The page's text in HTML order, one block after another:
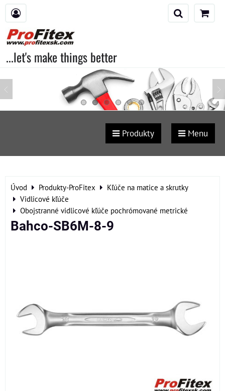
...let's make things better
Produkty Menu
Úvod Produkty-ProFitex
Kľúče na matice a skrutky
Vidlicové kľúče
Obojstranné vidlicové kľúče pochrómované metrické
Bahco-SB6M-8-9